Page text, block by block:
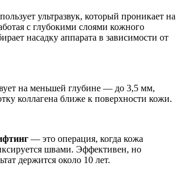
ультразвук, который проникает на
с глубокими слоями кожного
насадку аппарата в зависимости от
на меньшей глубине — до 3,5 мм,
коллагена ближе к поверхности кожи.
— это операция, когда кожа
швами. Эффективен, но
держится около 10 лет.